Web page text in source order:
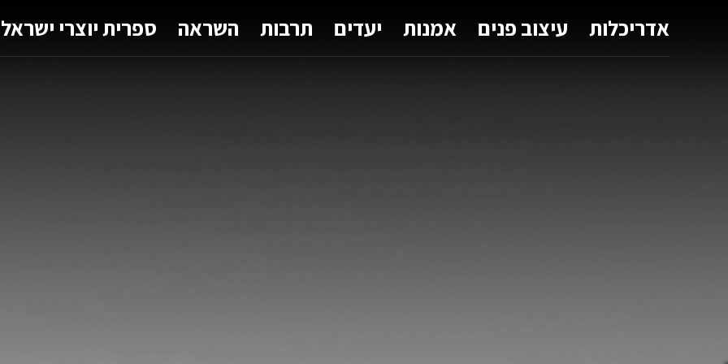
אדריכלות עיצוב פנים אמנות יעדים תרבות השראה ספרית יוצרי ישראל